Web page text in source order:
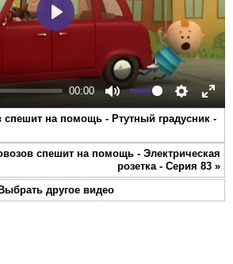
00:00
Mute Settings
Play
спешит на помощь - Ртутный градусник -
спешит на помощь - Электрическая
розетка - Серия 83 »
Выбрать другое видео